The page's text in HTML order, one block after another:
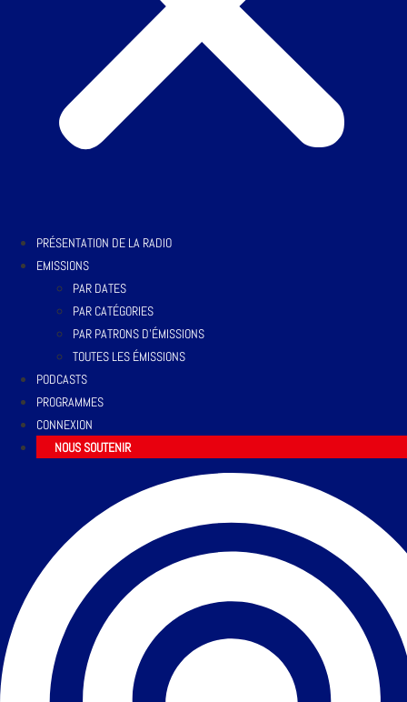
PRÉSENTATION DE LA RADIO
EMISSIONS
PAR DATES
PAR CATÉGORIES
PAR PATRONS D’ÉMISSIONS
TOUTES LES ÉMISSIONS
PODCASTS
PROGRAMMES
CONNEXION
NOUS SOUTENIR